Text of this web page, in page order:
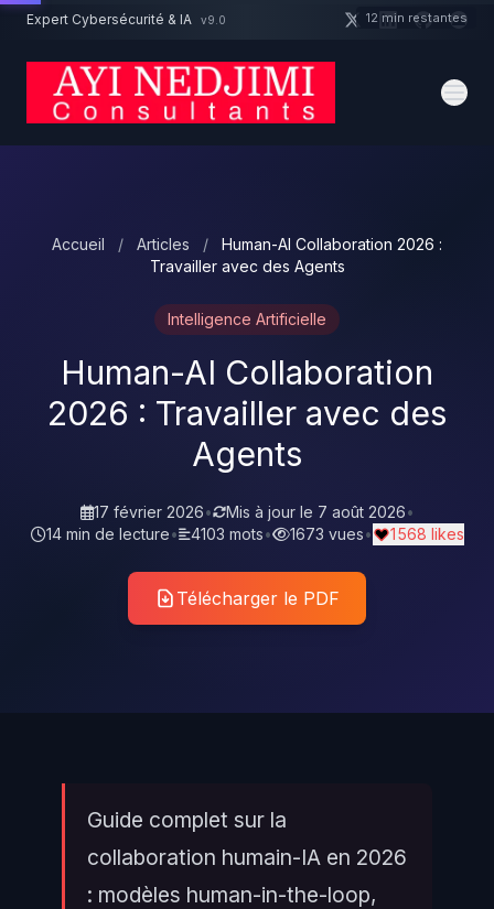
Aller au contenu principal
Expert Cybersécurité & IA v9.0
Accueil / Articles /
Human-AI Collaboration 2026 :
Travailler avec des Agents
Intelligence Artificielle
Human-AI Collaboration
2026 : Travailler avec des
Agents
17 février 2026• Mis à jour le 7 août 2026•
14 min de lecture• 4103 mots• 1673 vues• 1 568 likes
Télécharger le PDF
Guide complet sur la
collaboration humain-IA en 2026
: modèles human-in-the-loop,
Un projet cybersécurité ? 12 min restantes